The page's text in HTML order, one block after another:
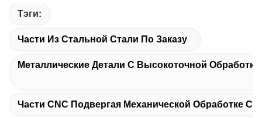
Тэги:
Части Из Стальной Стали По Заказу
Металлические Детали С Высокоточной
Части CNC Подвергая Механической Обработке